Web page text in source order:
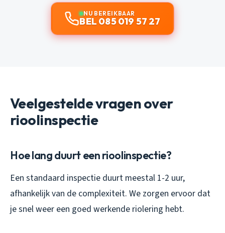
NU BEREIKBAAR
BEL 085 019 57 27
Veelgestelde vragen over
rioolinspectie
Hoe lang duurt een rioolinspectie?
Een standaard inspectie duurt meestal 1-2 uur,
afhankelijk van de complexiteit. We zorgen ervoor dat
je snel weer een goed werkende riolering hebt.